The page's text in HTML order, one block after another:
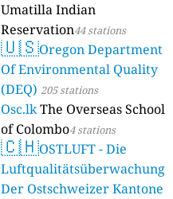
Umatilla Indian
Reservation44 stations
🇺🇸Oregon Department
Of Environmental Quality
(DEQ) 205 stations
Osc.lkThe Overseas School
of Colombo4 stations
🇨🇭OSTLUFT - Die
Luftqualitätsüberwachung
Der Ostschweizer Kantone